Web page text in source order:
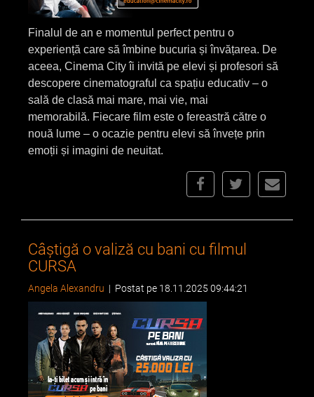
Finalul de an e momentul perfect pentru o
experiență care să îmbine bucuria și învățarea. De
aceea, Cinema City îi invită pe elevi și profesori să
descopere cinematograful ca spațiu educativ – o
sală de clasă mai mare, mai vie, mai
memorabilă. Fiecare film este o fereastră către o
nouă lume – o ocazie pentru elevi să învețe prin
emoții și imagini de neuitat.
Câștigă o valiză cu bani cu filmul
CURSA
Angela Alexandru | Postat pe 18.11.2025 09:44:21